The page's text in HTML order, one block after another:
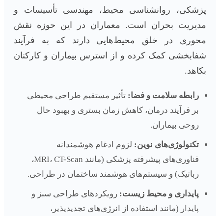
پزشکی، روانشناسی محیط، مهندسی تأسیسات و
مدیریت بحران است. معماران در این حوزه نقش
محوری در خلق محیط‌هایی دارند که به فرآیند
شفابخشی کمک کرده و از استرس بیماران و کارکنان
بکاهد.
رابطه سلامت و فضا: تأثیر مستقیم طراحی محیطی
بر فرآیند درمان، کاهش زمان بستری و بهبود حال
روحی بیماران.
تکنولوژی‌های نوین: لزوم ادغام هوشمندانه
فناوری‌های پیشرفته پزشکی (مانند MRI، CT-Scan،
رباتیک) و سیستم‌های هوشمند ساختمان در طراحی.
پایداری و محیط زیست: رویکردهای طراحی سبز و
پایدار (مانند استفاده از انرژی‌های تجدیدپذیر،